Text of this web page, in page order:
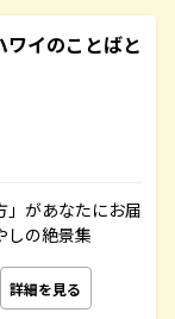
ワイのことばと
」があなたにお届
しの絶景集
詳細を見る